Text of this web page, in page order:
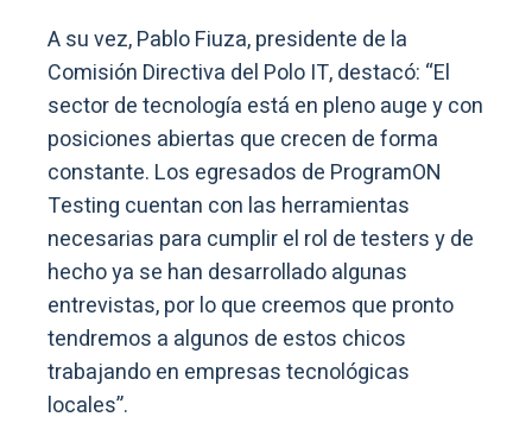
A su vez, Pablo Fiuza, presidente de la
Comisión Directiva del Polo IT, destacó: “El
sector de tecnología está en pleno auge y con
posiciones abiertas que crecen de forma
constante. Los egresados de ProgramON
Testing cuentan con las herramientas
necesarias para cumplir el rol de testers y de
hecho ya se han desarrollado algunas
entrevistas, por lo que creemos que pronto
tendremos a algunos de estos chicos
trabajando en empresas tecnológicas
locales”.